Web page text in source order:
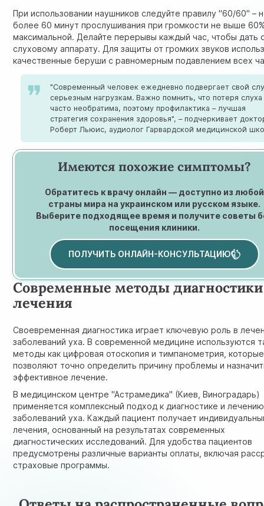
При использовании наушников следуйте правилу "60/60" –
более 60 минут прослушивания при громкости не выше
максимальной. Делайте перерывы каждый час, чтобы дать
слуховому аппарату. Для защиты от громких звуков
качественные беруши с равномерным подавлением всех
"Современный человек ежедневно подвергает свой
серьезным нагрузкам. Важно помнить, что потеря слуха
часто необратима, поэтому профилактика – лучшая
стратегия сохранения здоровья", – подчеркивает
Роберт Льюис, аудиолог Гарвардской медицинской
Имеются похожие симптомы?
Обратитесь к врачу онлайн — доступно из любой
страны мира на украинском или русском языке.
Выберите подходящее время и получите советы
посещения клиники.
ПОЛУЧИТЬ ОНЛАЙН-КОНСУЛЬТАЦИЮ
Современные методы
лечения
Своевременная диагностика играет ключевую роль в
заболеваний уха. В современной медицине используются
методы как цифровая отоскопия и тимпанометрия, которые
позволяют точно определить причину проблемы и
эффективное лечение.
В медицинском центре "Астрамедика" (Киев, Виноградарь)
применяется комплексный подход к диагностике и лечению
заболеваний уха. Каждый пациент получает
лечения, основанный на результатах современных
диагностических исследований. Для удобства пациентов
предусмотрены различные варианты оплаты, включая
страховые программы.